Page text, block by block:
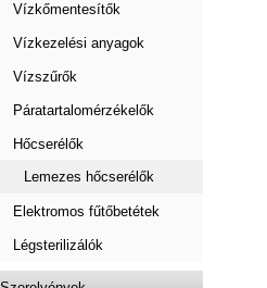
Vízkőmentesítők
Vízkezelési anyagok
Vízszűrők
Páratartalomérzékelők
Hőcserélők
Lemezes hőcserélők
Elektromos fűtőbetétek
Légsterilizálók